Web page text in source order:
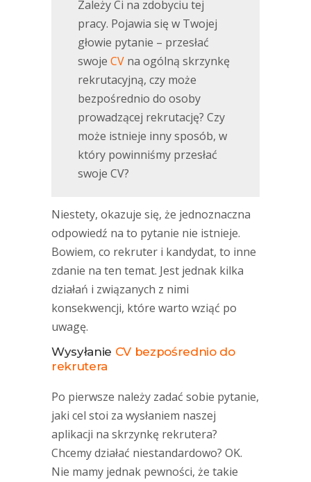
Zależy Ci na zdobyciu tej
pracy. Pojawia się w Twojej
głowie pytanie – przesłać
swoje CV na ogólną skrzynkę
rekrutacyjną, czy może
bezpośrednio do osoby
prowadzącej rekrutację? Czy
może istnieje inny sposób, w
który powinniśmy przesłać
swoje CV?
Niestety, okazuje się, że jednoznaczna
odpowiedź na to pytanie nie istnieje.
Bowiem, co rekruter i kandydat, to inne
zdanie na ten temat. Jest jednak kilka
działań i związanych z nimi
konsekwencji, które warto wziąć po
uwagę.
Wysyłanie CV bezpośrednio do
rekrutera
Po pierwsze należy zadać sobie pytanie,
jaki cel stoi za wysłaniem naszej
aplikacji na skrzynkę rekrutera?
Chcemy działać niestandardowo? OK.
Nie mamy jednak pewności, że takie